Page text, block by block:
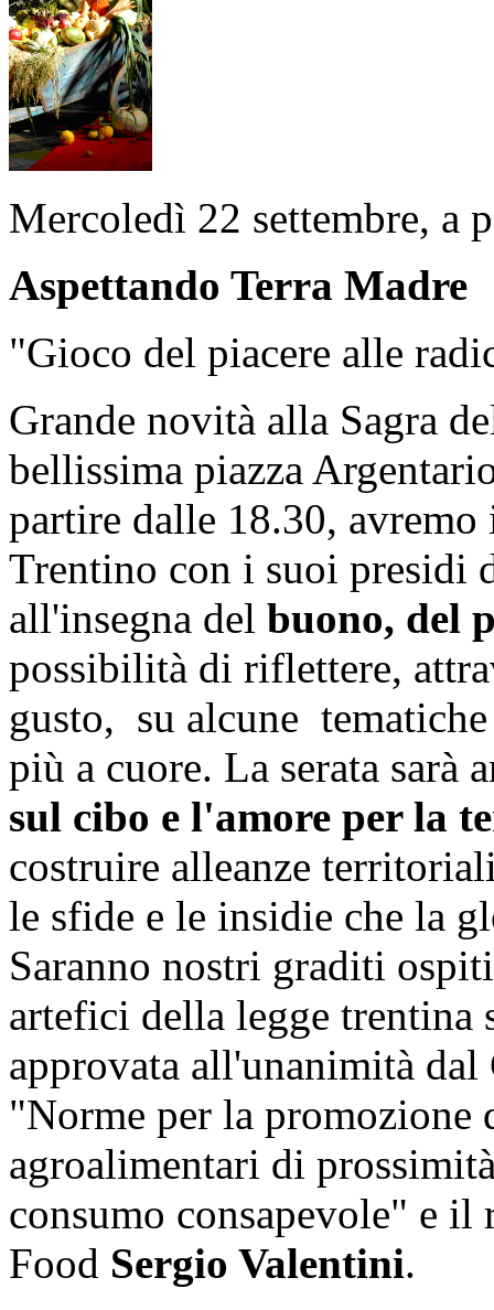
Mercoledì 22 settembre, a
Aspettando Terra Madre
"Gioco del piacere alle
Grande novità alla Sagra
bellissima piazza
partire dalle 18.30,
Trentino con i suoi presidi
all'insegna del buono, del
possibilità di riflettere,
gusto, su alcune
più a cuore. La serata sarà
sul cibo e l'amore per la
costruire alleanze
le sfide e le insidie che la
Saranno nostri graditi
artefici della legge
approvata all'unanimità
"Norme per la
agroalimentari di
consumo consapevole" e
Food Sergio Valentini.